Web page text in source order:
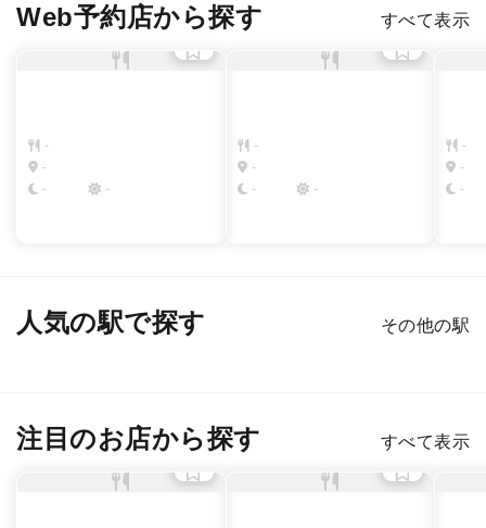
Web予約店から探す すべて表示
-
-
-
-
-
-
-
-
-
-
-
人気の駅で探す その他の駅
注目のお店から探す すべて表示